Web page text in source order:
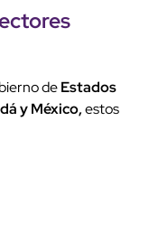
deEstados
y México,estos